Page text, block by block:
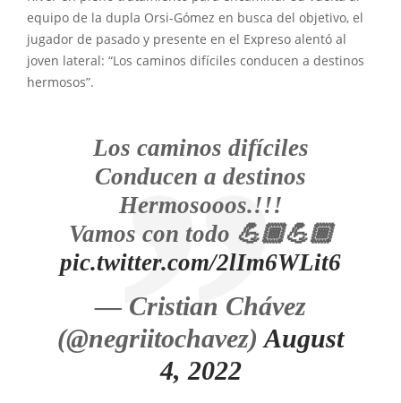
equipo de la dupla Orsi-Gómez en busca del objetivo, el
jugador de pasado y presente en el Expreso alentó al
joven lateral: “Los caminos difíciles conducen a destinos
hermosos”.
Los caminos difíciles
Conducen a destinos
Hermosooos.!!!
Vamos con todo 💪🏾💪🏾
pic.twitter.com/2lIm6WLit6
— Cristian Chávez
(@negriitochavez)August
4, 2022